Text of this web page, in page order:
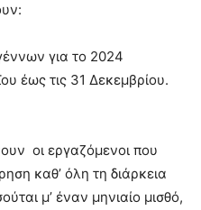
για το 2024
έως τις 31 Δεκεμβρίου.
οι εργαζόμενοι που
καθ’ όλη τη διάρκεια
μ’ έναν μηνιαίο μισθό,